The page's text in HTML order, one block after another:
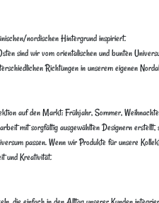
nordischen Hintergrund inspiriert.
sind wir vom orientalischen und bunten
Richtungen in unserem eigenen
auf den Markt: Frühjahr, Sommer,
mit sorgfältig ausgewählten Designern erstellt,
passen. Wenn wir Produkte für unsere
und Kreativität.